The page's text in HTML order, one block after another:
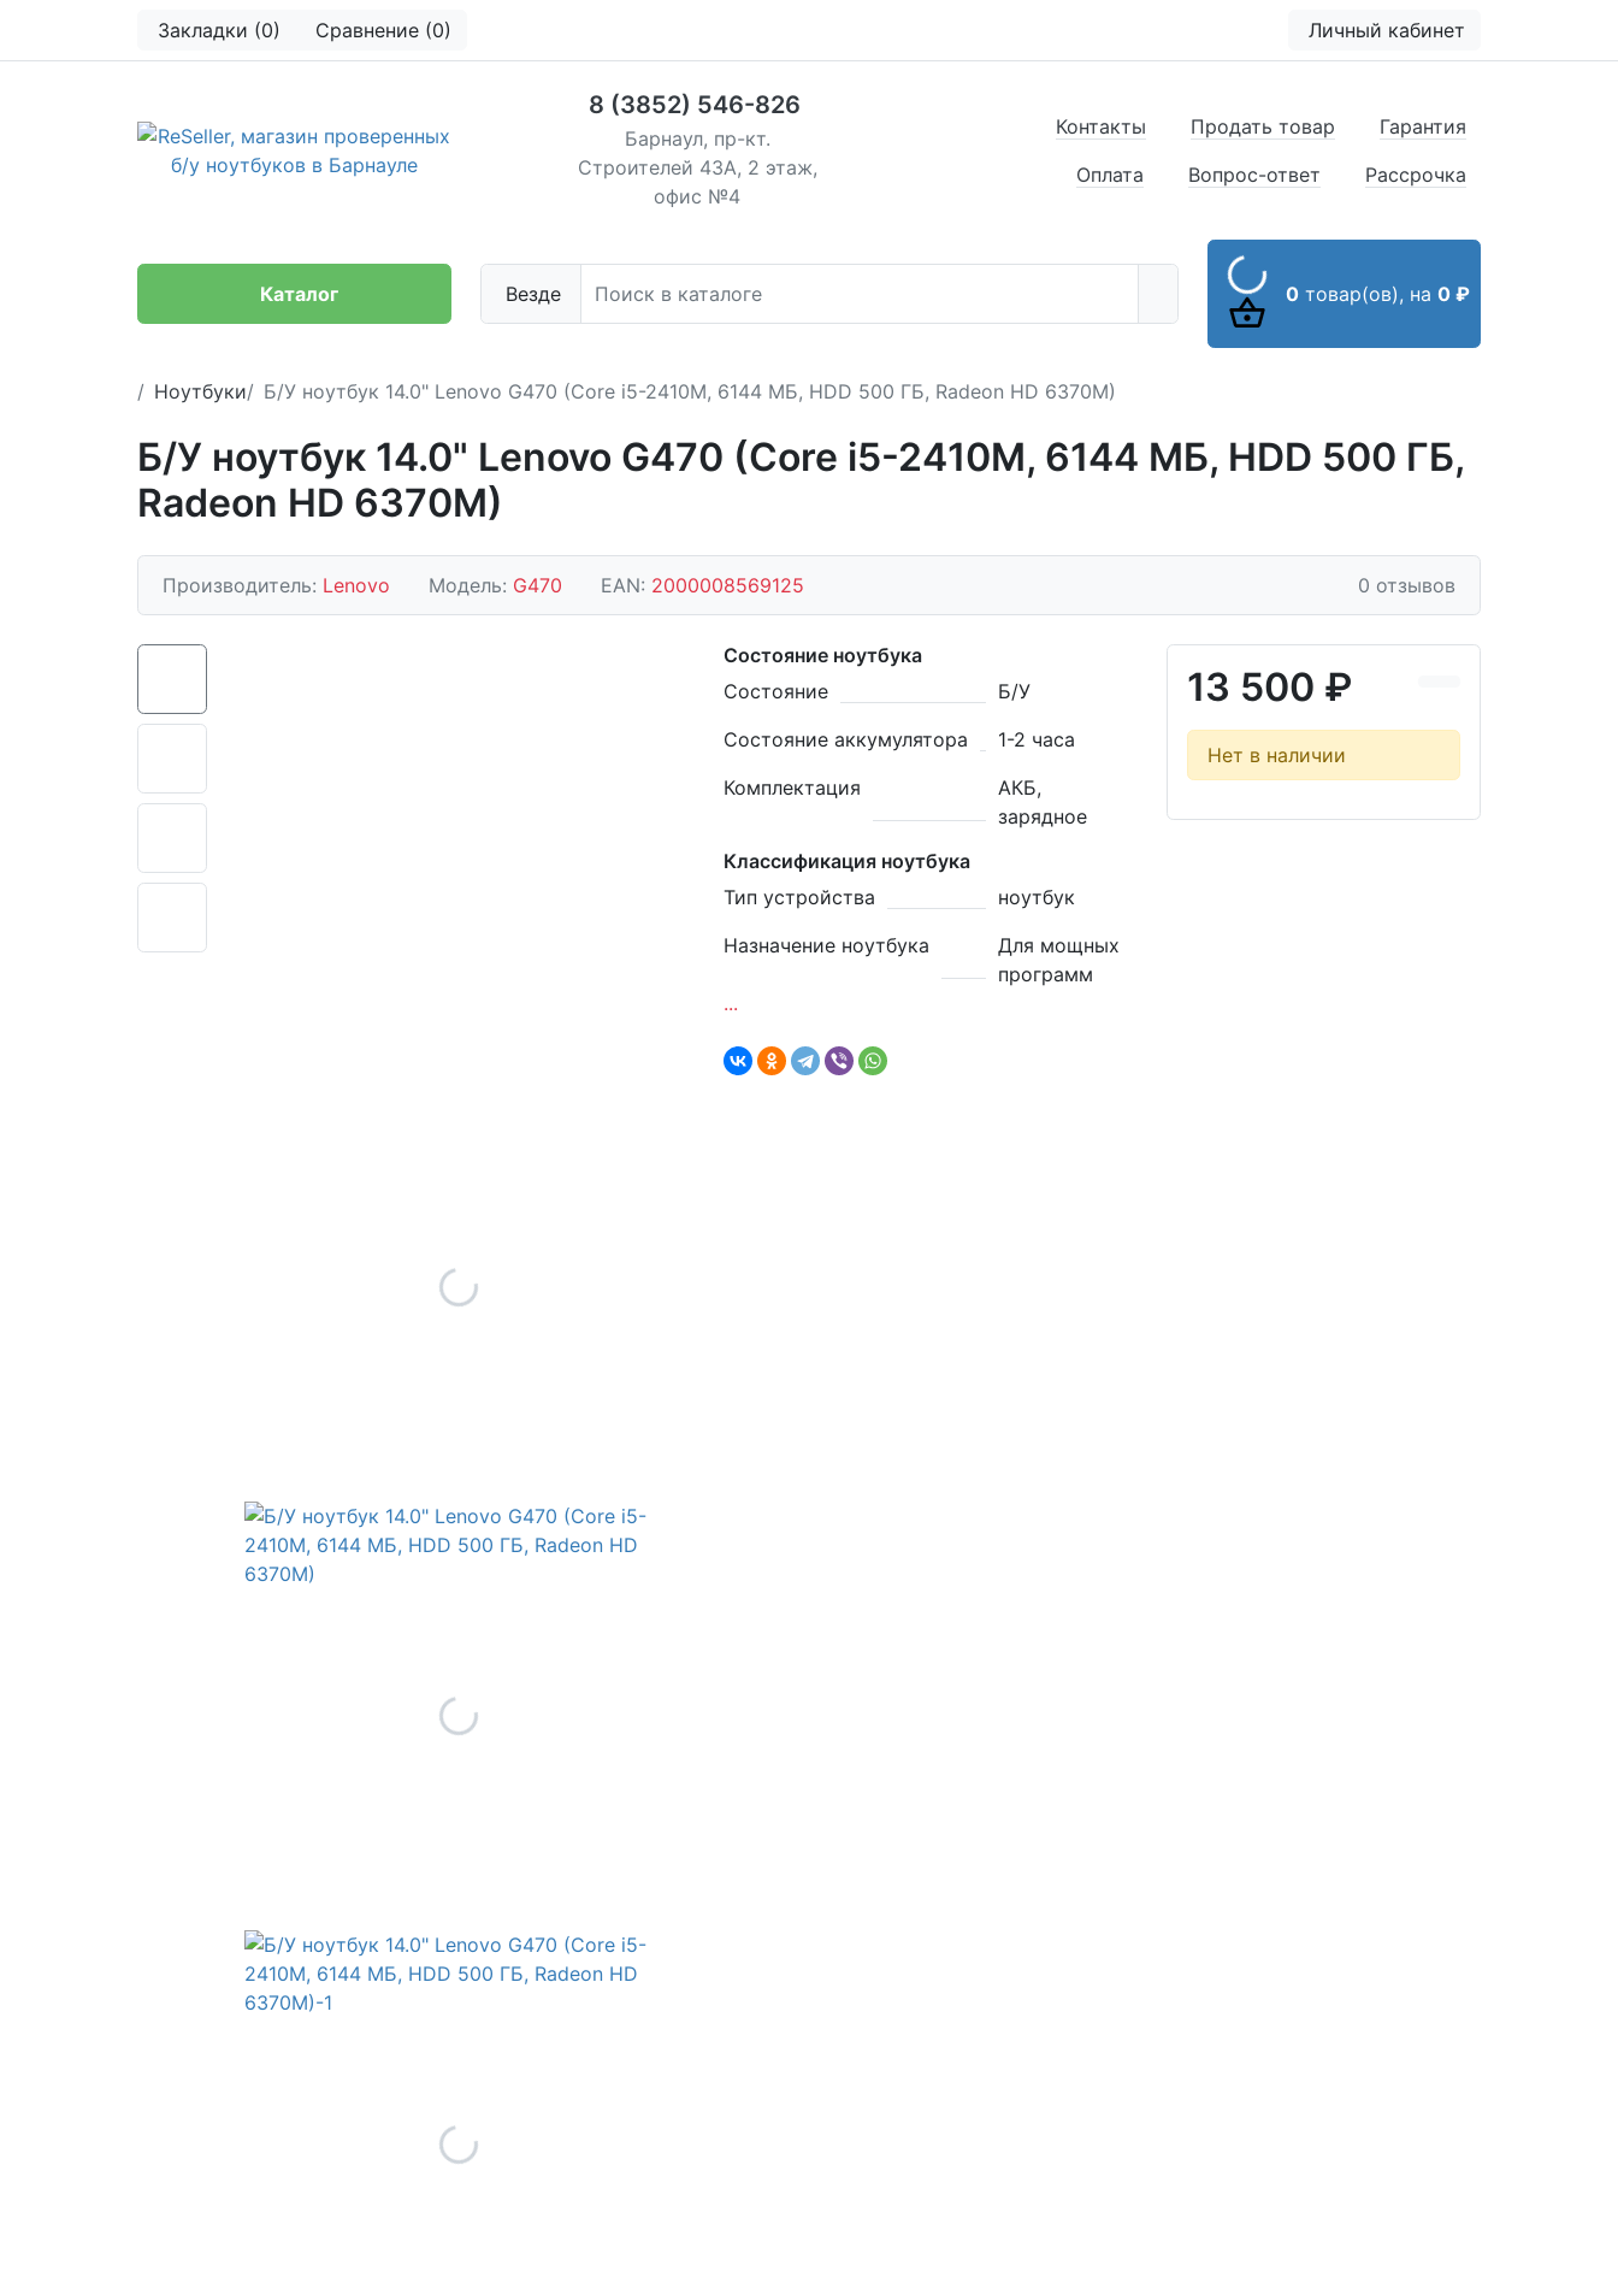
Закладки (0) Сравнение (0) Личный кабинет
8 (3852) 546-826
Барнаул, пр-кт.
Строителей 43А, 2 этаж,
офис №4
Везде
Контакты Продать товар
Гарантия
Оплата
Вопрос-ответ Рассрочка
0 товар(ов), на 0 ₽
Каталог
Ноутбуки Б/У ноутбук 14.0" Lenovo G470 (Core i5-2410M, 6144 МБ, HDD 500 ГБ, Radeon HD 6370M)
Б/У ноутбук 14.0" Lenovo G470 (Core i5-2410M, 6144 МБ, HDD 500 ГБ,
Radeon HD 6370M)
Производитель: Lenovo Модель: G470 EAN: 2000008569125 0 отзывов
13 500 ₽
Нет в наличии
Состояние ноутбука
Состояние
Б/У
Состояние аккумулятора
1-2 часа
Комплектация
АКБ,
зарядное
Классификация ноутбука
Тип устройства
ноутбук
Назначение ноутбука
Для мощных
программ
...